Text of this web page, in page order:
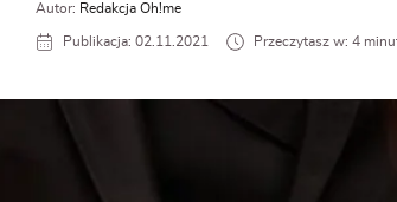
Autor: Redakcja Oh!me
Publikacja: 02.11.2021 Przeczytasz w: 4